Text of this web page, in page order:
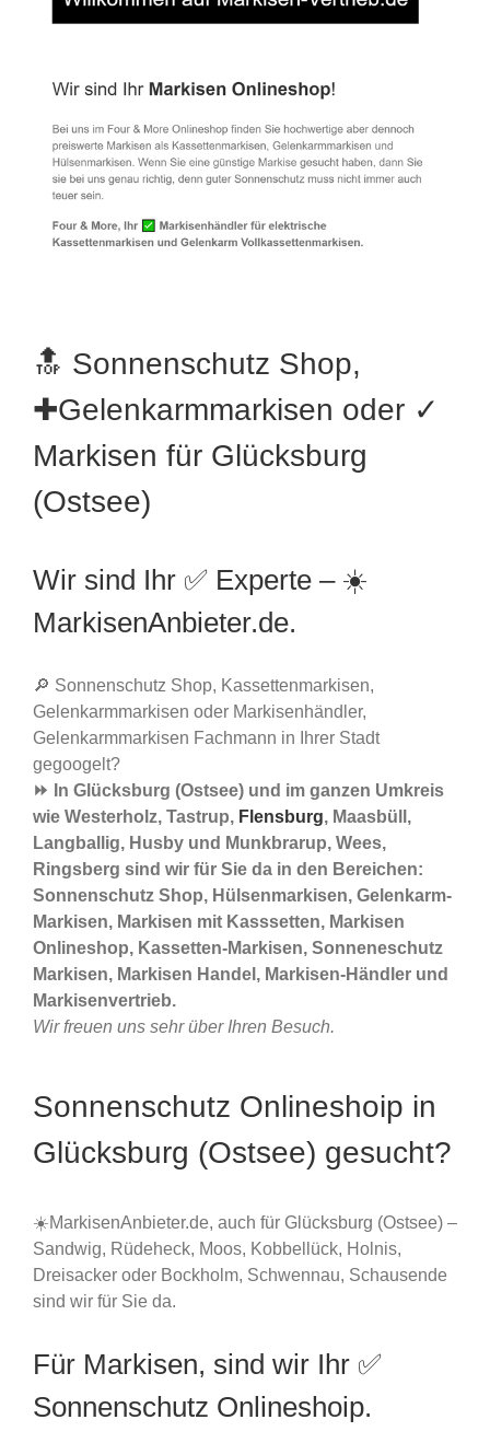
🔝 Sonnenschutz Shop,
✚Gelenkarmmarkisen oder ✓
Markisen für Glücksburg
(Ostsee)
Wir sind Ihr ✅ Experte – ☀️
MarkisenAnbieter.de.
🔎 Sonnenschutz Shop, Kassettenmarkisen,
Gelenkarmmarkisen oder Markisenhändler,
Gelenkarmmarkisen Fachmann in Ihrer Stadt
gegoogelt?
⏩ In Glücksburg (Ostsee) und im ganzen Umkreis
wie Westerholz, Tastrup, Flensburg, Maasbüll,
Langballig, Husby und Munkbrarup, Wees,
Ringsberg sind wir für Sie da in den Bereichen:
Sonnenschutz Shop, Hülsenmarkisen, Gelenkarm-
Markisen, Markisen mit Kasssetten, Markisen
Onlineshop, Kassetten-Markisen, Sonneneschutz
Markisen, Markisen Handel, Markisen-Händler und
Markisenvertrieb.
Wir freuen uns sehr über Ihren Besuch.
Sonnenschutz Onlineshoip in
Glücksburg (Ostsee) gesucht?
☀️MarkisenAnbieter.de, auch für Glücksburg (Ostsee) –
Sandwig, Rüdeheck, Moos, Kobbellück, Holnis,
Dreisacker oder Bockholm, Schwennau, Schausende
sind wir für Sie da.
Für Markisen, sind wir Ihr ✅
Sonnenschutz Onlineshoip.